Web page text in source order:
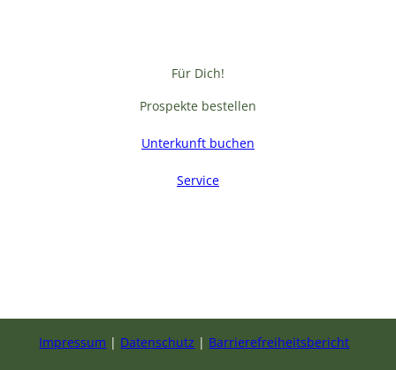
Für Dich!
Prospekte bestellen
Unterkunft buchen
Service
o
Impressum Datenschutz Barrierefreiheitsbericht